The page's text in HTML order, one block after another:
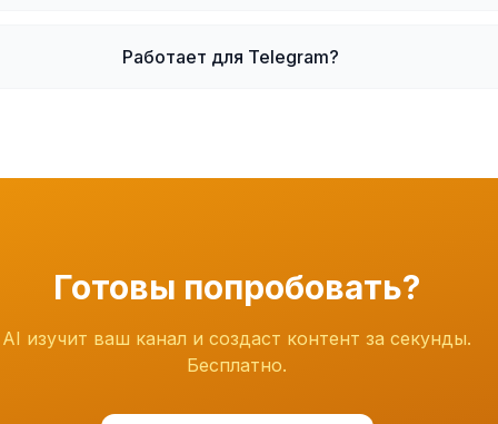
Работает для Telegram?
Готовы попробовать?
AI изучит ваш канал и создаст контент за секунды.
Бесплатно.